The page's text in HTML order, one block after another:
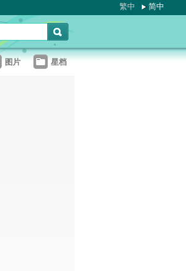
繁中 简中
图片 星档